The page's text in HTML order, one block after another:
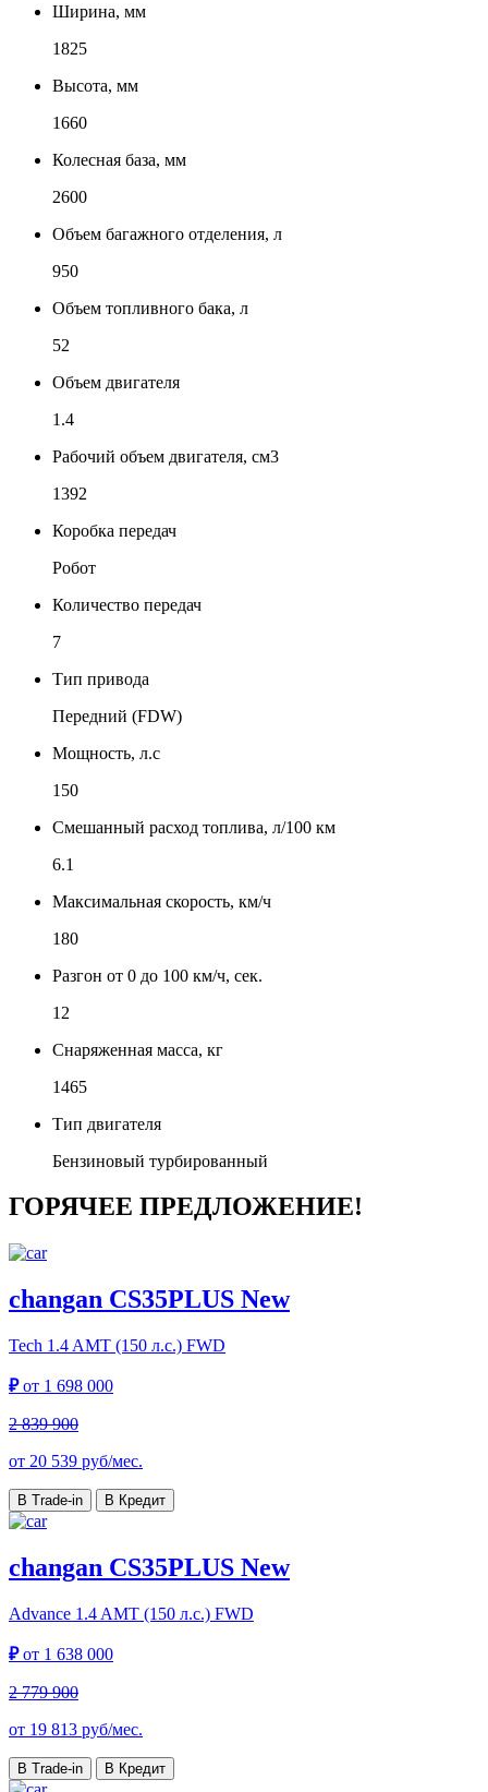
Ширина, мм
1825
Высота, мм
1660
Колесная база, мм
2600
Объем багажного отделения, л
950
Объем топливного бака, л
52
Объем двигателя
1.4
Рабочий объем двигателя, см3
1392
Коробка передач
Робот
Количество передач
7
Тип привода
Передний (FDW)
Мощность, л.с
150
Смешанный расход топлива, л/100 км
6.1
Максимальная скорость, км/ч
180
Разгон от 0 до 100 км/ч, сек.
12
Снаряженная масса, кг
1465
Тип двигателя
Бензиновый турбированный
ГОРЯЧЕЕ ПРЕДЛОЖЕНИЕ!
changan CS35PLUS New
Tech 1.4 AMT (150 л.с.) FWD
₽от 1 698 000
2 839 900
от 20 539 руб/мес.
В Trade-in В Кредит
changan CS35PLUS New
Advance 1.4 AMT (150 л.с.) FWD
₽от 1 638 000
2 779 900
от 19 813 руб/мес.
В Trade-in В Кредит